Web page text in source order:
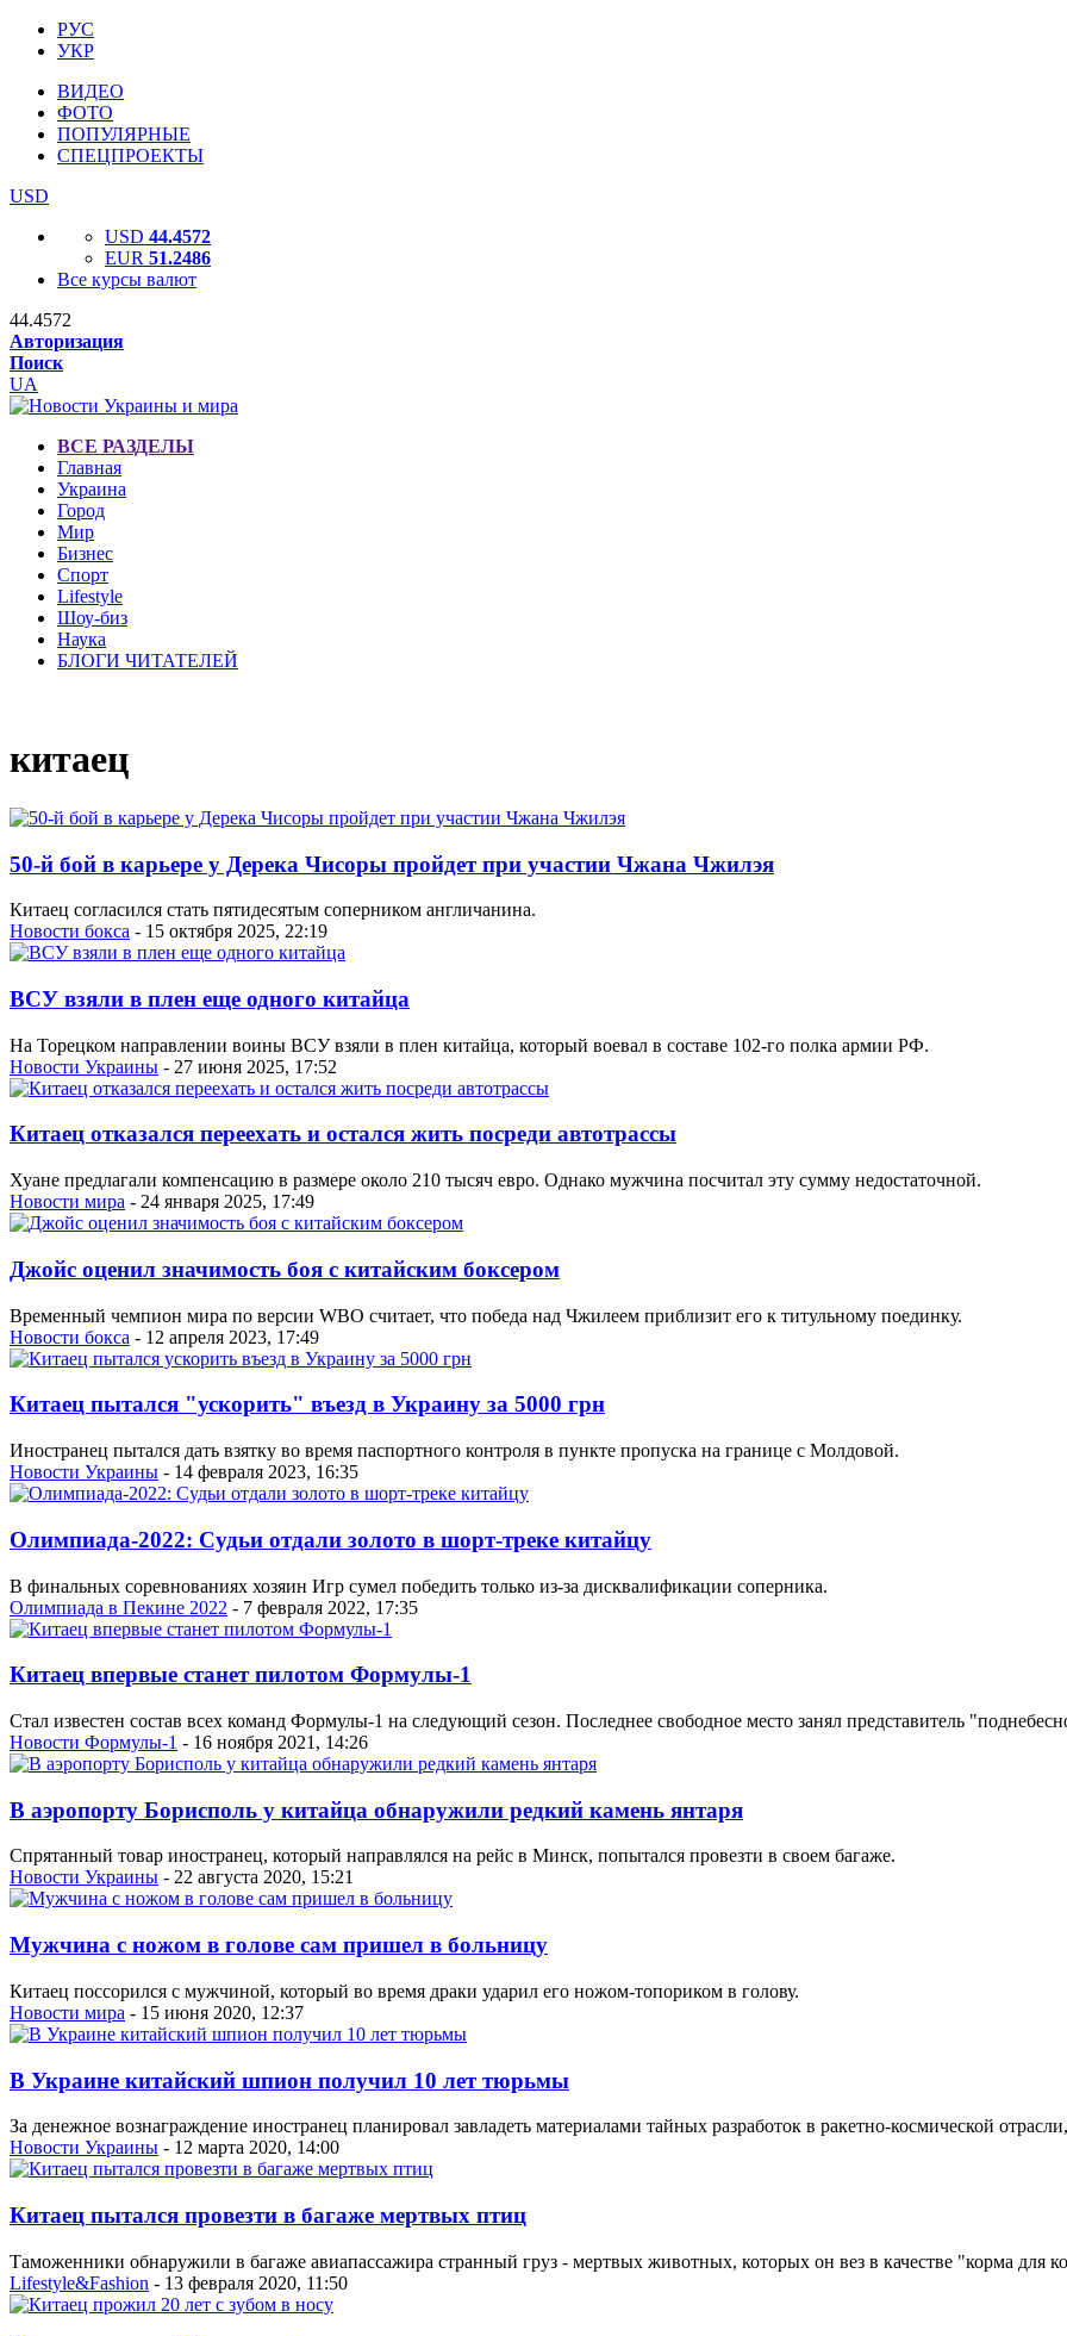
РУС
УКР
ВИДЕО
ФОТО
ПОПУЛЯРНЫЕ
СПЕЦПРОЕКТЫ
USD
USD 44.4572
EUR 51.2486
Все курсы валют
44.4572
Авторизация
Поиск
UA
ВСЕ РАЗДЕЛЫ
Главная
Украина
Город
Мир
Бизнес
Спорт
Lifestyle
Шоу-биз
Наука
БЛОГИ ЧИТАТЕЛЕЙ
китаец
50-й бой в карьере у Дерека Чисоры пройдет при участии Чжана Чжилэя
Китаец согласился стать пятидесятым соперником англичанина.
Новости бокса - 15 октября 2025, 22:19
ВСУ взяли в плен еще одного китайца
На Торецком направлении воины ВСУ взяли в плен китайца, который воевал в составе 102-го полка армии РФ.
Новости Украины - 27 июня 2025, 17:52
Китаец отказался переехать и остался жить посреди автотрассы
Хуане предлагали компенсацию в размере около 210 тысяч евро. Однако мужчина посчитал эту сумму недостаточной.
Новости мира - 24 января 2025, 17:49
Джойс оценил значимость боя с китайским боксером
Временный чемпион мира по версии WBO считает, что победа над Чжилеем приблизит его к титульному поединку.
Новости бокса - 12 апреля 2023, 17:49
Китаец пытался "ускорить" въезд в Украину за 5000 грн
Иностранец пытался дать взятку во время паспортного контроля в пункте пропуска на границе с Молдовой.
Новости Украины - 14 февраля 2023, 16:35
Олимпиада-2022: Судьи отдали золото в шорт-треке китайцу
В финальных соревнованиях хозяин Игр сумел победить только из-за дисквалификации соперника.
Олимпиада в Пекине 2022 - 7 февраля 2022, 17:35
Китаец впервые станет пилотом Формулы-1
Стал известен состав всех команд Формулы-1 на следующий сезон. Последнее свободное место занял представитель
Новости Формулы-1 - 16 ноября 2021, 14:26
В аэропорту Борисполь у китайца обнаружили редкий камень янтаря
Спрятанный товар иностранец, который направлялся на рейс в Минск, попытался провезти в своем багаже.
Новости Украины - 22 августа 2020, 15:21
Мужчина с ножом в голове сам пришел в больницу
Китаец поссорился с мужчиной, который во время драки ударил его ножом-топориком в голову.
Новости мира - 15 июня 2020, 12:37
В Украине китайский шпион получил 10 лет тюрьмы
За денежное вознаграждение иностранец планировал завладеть материалами тайных разработок в ракетно-космической
Новости Украины - 12 марта 2020, 14:00
Китаец пытался провезти в багаже мертвых птиц
Таможенники обнаружили в багаже авиапассажира странный груз - мертвых животных, которых он вез в качестве "корма для
Lifestyle&Fashion - 13 февраля 2020, 11:50